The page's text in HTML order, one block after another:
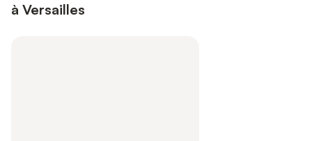
à Versailles